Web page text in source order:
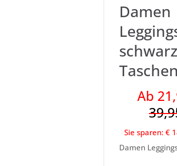
Damen
Taschen
Ab
Sie sparen: €
Damen